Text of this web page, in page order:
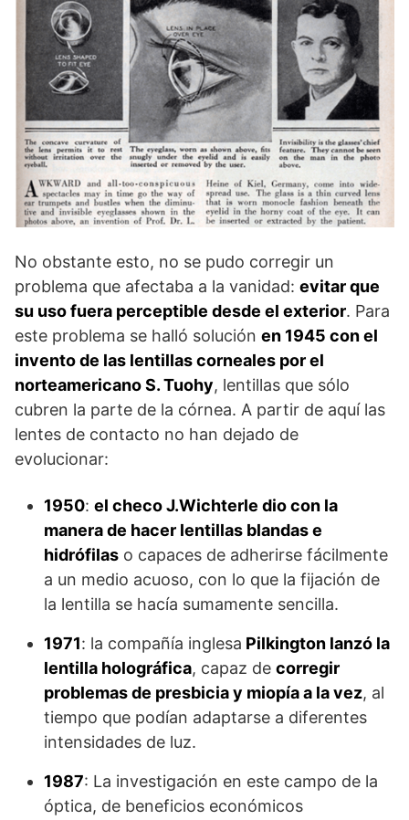
No obstante esto, no se pudo corregir un
problema que afectaba a la vanidad: evitar que
su uso fuera perceptible desde el exterior. Para
este problema se halló solución en 1945 con el
invento de las lentillas corneales por el
norteamericano S. Tuohy, lentillas que sólo
cubren la parte de la córnea. A partir de aquí las
lentes de contacto no han dejado de
evolucionar:
1950: el checo J.Wichterle dio con la
manera de hacer lentillas blandas e
hidrófilas o capaces de adherirse fácilmente
a un medio acuoso, con lo que la fijación de
la lentilla se hacía sumamente sencilla.
1971: la compañía inglesa Pilkington lanzó la
lentilla holográfica, capaz de corregir
problemas de presbicia y miopía a la vez, al
tiempo que podían adaptarse a diferentes
intensidades de luz.
1987: La investigación en este campo de la
óptica, de beneficios económicos